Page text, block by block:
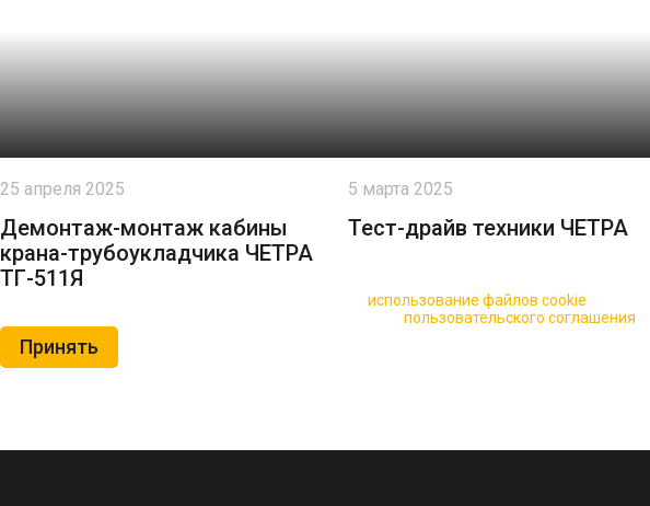
25 апреля 2025
Демонтаж-монтаж кабины
крана-трубоукладчика ЧЕТРА
ТГ-511Я
5 марта 2025
Тест-драйв техники ЧЕТРА
использование файлов cookie
пользовательского соглашения
Принять